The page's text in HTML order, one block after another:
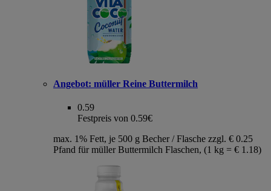
Angebot: müller Reine Buttermilch
0.59
Festpreis von 0.59€
max. 1% Fett, je 500 g Becher / Flasche zzgl. € 0.25
Pfand für müller Buttermilch Flaschen, (1 kg = € 1.18)